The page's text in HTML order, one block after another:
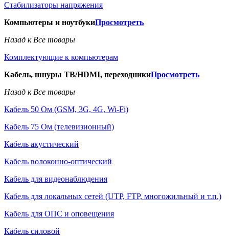
Стабилизаторы напряжения
Компьютеры и ноутбукиПросмотреть
Назад к Все товары
Комплектующие к компьютерам
Кабель, шнуры ТВ/HDMI, переходникиПросмотреть
Назад к Все товары
Кабель 50 Ом (GSM, 3G, 4G, Wi-Fi)
Кабель 75 Ом (телевизионный)
Кабель акустический
Кабель волоконно-оптический
Кабель для видеонаблюдения
Кабель для локальных сетей (UTP, FTP, многожильный и т.п.)
Кабель для ОПС и оповещения
Кабель силовой